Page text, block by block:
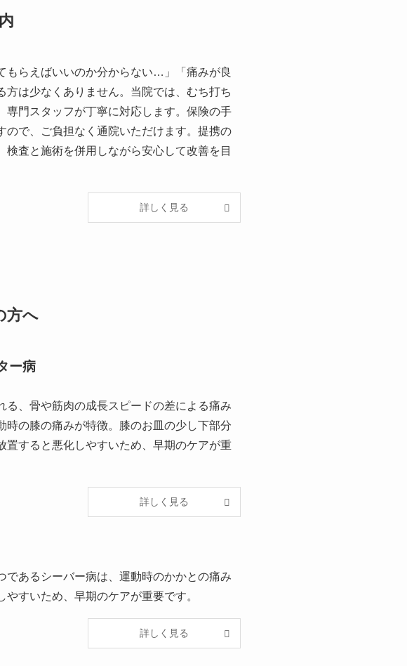
もらえばいいのか分からない…」「痛みが良
は少なくありません。当院では、むち打ち
専門スタッフが丁寧に対応します。保険の手
ので、ご負担なく通院いただけます。提携の
検査と施術を併用しながら安心して改善を目
詳しく見る
方へ
ー病
る、骨や筋肉の成長スピードの差による痛み
時の膝の痛みが特徴。膝のお皿の少し下部分
置すると悪化しやすいため、早期のケアが重
詳しく見る
である シーバー病は、運動時のかかとの痛み
すいため、早期のケアが重要です。
詳しく見る